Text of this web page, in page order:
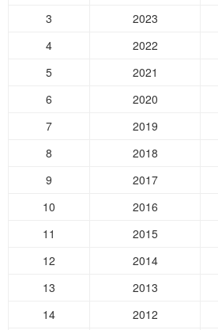
3
2023
4
2022
5
2021
6
2020
7
2019
8
2018
9
2017
10
2016
11
2015
12
2014
13
2013
14
2012